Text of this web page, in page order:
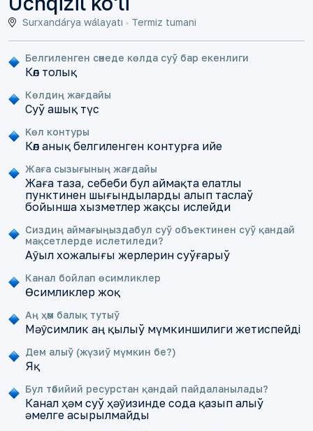
Surxandárya wálayatı Termiz tumani
Белгиленген сәнеде көлда суў бар екенлиги
Көл толық
Көлдиң жағдайы
Суў ашық түс
Kөл контуры
Көл анық белгиленген контурға ийе
Жаға сызығының жағдайы
Жаға таза, себеби бул аймақта елатлы
пунктинен шығындыларды алып таслаў
бойынша хызметлер жақсы ислейди
Сиздиң аймағыңыздабул суў объектинен суў қандай
мақсетлерде ислетиледи?
Аȳыл хожалығы жерлерин суўғарыў
Канал бойлап өсимликлер
Өсимликлер жоқ
Аң ҳәм балық тутыў
Мәȳсимлик аң қылыў мүмкиншилиги жетиспейді
Дем алыў (жүзиў мүмкин бе?)
Яқ
Бул тәбийий ресурстан қандай пайдаланылады?
Канал ҳәм суў ҳәȳизинде сода қазып алыў
әмелге асырылмайды